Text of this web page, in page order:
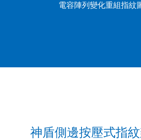
電容陣列變化重組指紋
神盾側邊按壓式指